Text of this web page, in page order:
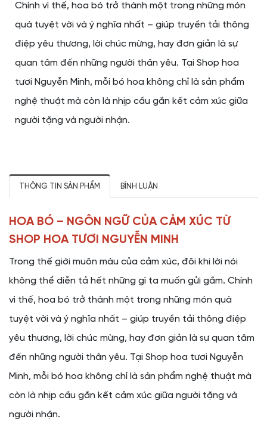
Chính vì thế, hoa bó trở thành một trong những món
quà tuyệt vời và ý nghĩa nhất – giúp truyền tải thông
điệp yêu thương, lời chúc mừng, hay đơn giản là sự
quan tâm đến những người thân yêu. Tại Shop hoa
tươi Nguyễn Minh, mỗi bó hoa không chỉ là sản phẩm
nghệ thuật mà còn là nhịp cầu gắn kết cảm xúc giữa
người tặng và người nhận.
THÔNG TIN SẢN PHẨM BÌNH LUẬN
HOA BÓ – NGÔN NGỮ CỦA CẢM XÚC TỪ
SHOP HOA TƯƠI NGUYỄN MINH
Trong thế giới muôn màu của cảm xúc, đôi khi lời nói
không thể diễn tả hết những gì ta muốn gửi gắm. Chính
vì thế, hoa bó trở thành một trong những món quà
tuyệt vời và ý nghĩa nhất – giúp truyền tải thông điệp
yêu thương, lời chúc mừng, hay đơn giản là sự quan tâm
đến những người thân yêu. Tại Shop hoa tươi Nguyễn
Minh, mỗi bó hoa không chỉ là sản phẩm nghệ thuật mà
còn là nhịp cầu gắn kết cảm xúc giữa người tặng và
người nhận.